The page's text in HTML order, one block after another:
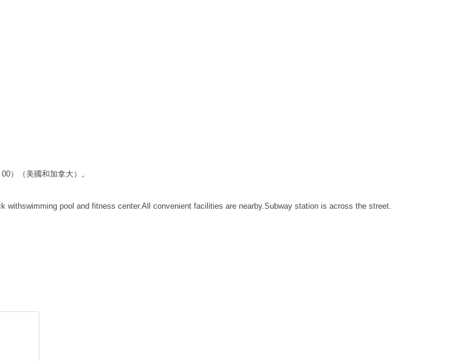
）（美國和加拿大）。
pool and fitness center.All convenient facilities are nearby.Subway station is across the street.